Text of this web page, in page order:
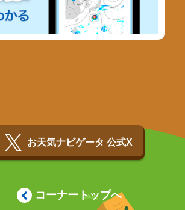
お天気ナビゲータ 公式X
コーナートップへ